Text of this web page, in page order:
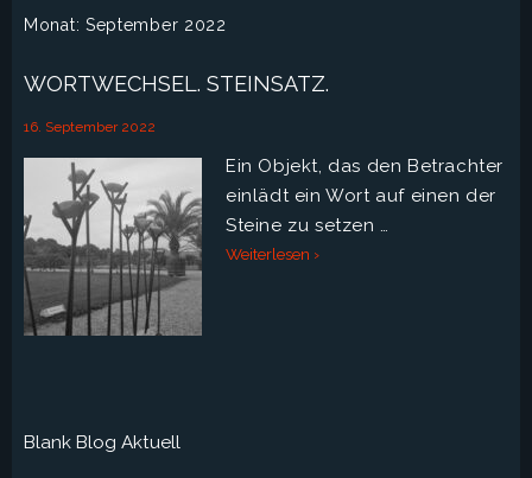
Monat: September 2022
WORTWECHSEL. STEINSATZ.
16. September 2022
Ein Objekt, das den Betrachter
einlädt ein Wort auf einen der
Steine zu setzen …
Weiterlesen ›
Blank Blog Aktuell